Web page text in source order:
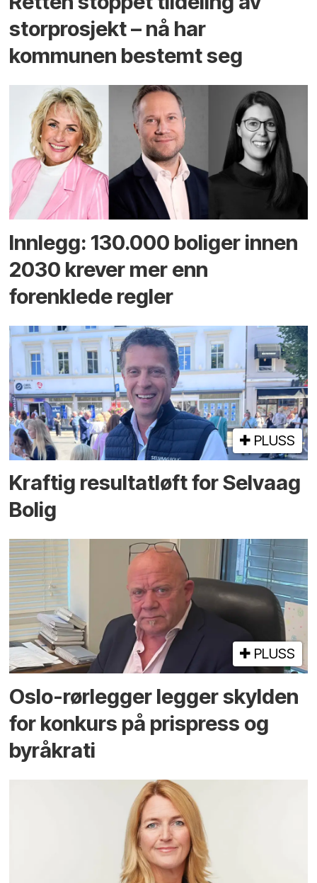
storprosjekt – nå har
kommunen bestemt seg
Innlegg: 130.000 boliger innen
2030 krever mer enn
forenklede regler
PLUSS
Kraftig resultatløft for Selvaag
Bolig
PLUSS
Oslo-rørlegger legger skylden
for konkurs på prispress og
byråkrati